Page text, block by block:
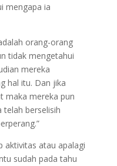
mengapa ia
orang-orang
tidak mengetahui
mereka
hal itu. Dan jika
maka mereka pun
telah berselisih
aktivitas atau apalagi
sudah pada tahu